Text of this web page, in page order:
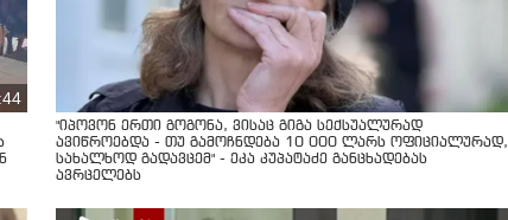
"იპოვონ ერთი გოგონა, ვისაც გიგა სექსუალურად
ავიწროებდა - თუ გამოჩნდება 10 000 ლარს ოფიციალურად,
სახალხოდ გადავცემ" - ეკა კუპატაძე განცხადებას
ავრცელებს